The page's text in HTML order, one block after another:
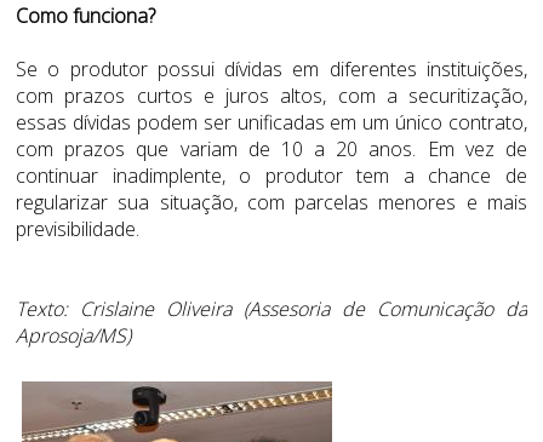
Como funciona?
Se o produtor possui dívidas em diferentes instituições,
com prazos curtos e juros altos, com a securitização,
essas dívidas podem ser unificadas em um único contrato,
com prazos que variam de 10 a 20 anos. Em vez de
continuar inadimplente, o produtor tem a chance de
regularizar sua situação, com parcelas menores e mais
previsibilidade.
Texto: Crislaine Oliveira (Assesoria de Comunicação da
Aprosoja/MS)